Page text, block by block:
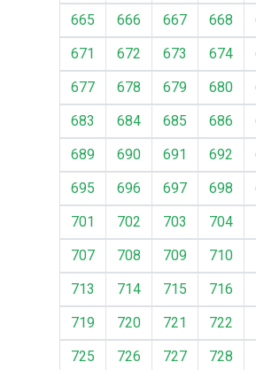
665
666 667 668
671
672 673 674
677
678 679 680
683
684 685 686
689
690 691 692
695
696 697 698
701
702 703 704
707
708 709 710
713
714 715 716
719
720 721 722
725
726 727 728